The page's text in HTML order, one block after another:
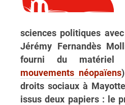
sciences politiques
Jérémy Fernandès
fourni du matériel
mouvements néopaïens
droits sociaux à
issus deux papiers : le